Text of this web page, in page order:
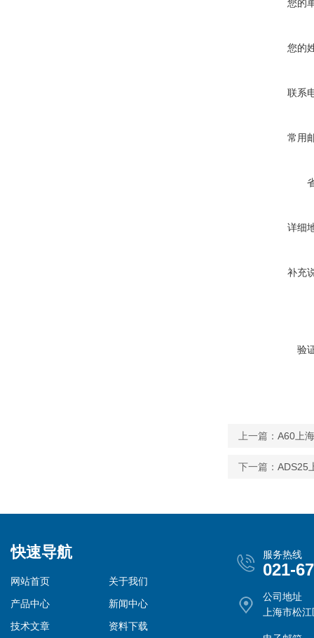
您的
您的
联系
常用
详细
补充
验
上一篇： A60上
下一篇： ADS25
快速导航
网站首页
关于我们
产品中心
新闻中心
技术文章
资料下载
服务热线
021-
公司地址
上海市松